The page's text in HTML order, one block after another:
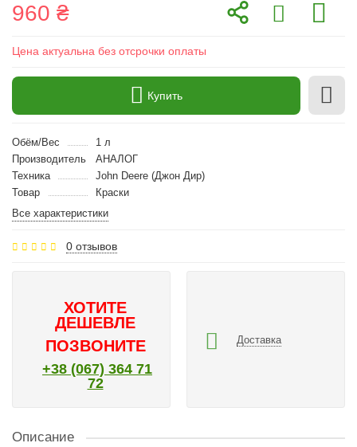
960 ₴
Цена актуальна без отсрочки оплаты
Купить
Обём/Вес
1 л
Производитель
АНАЛОГ
Техника
John Deere (Джон Дир)
Товар
Краски
Все характеристики
0 отзывов
ХОТИТЕ
ДЕШЕВЛЕ
ПОЗВОНИТЕ
+38 (067) 364 71
72
Доставка
Описание